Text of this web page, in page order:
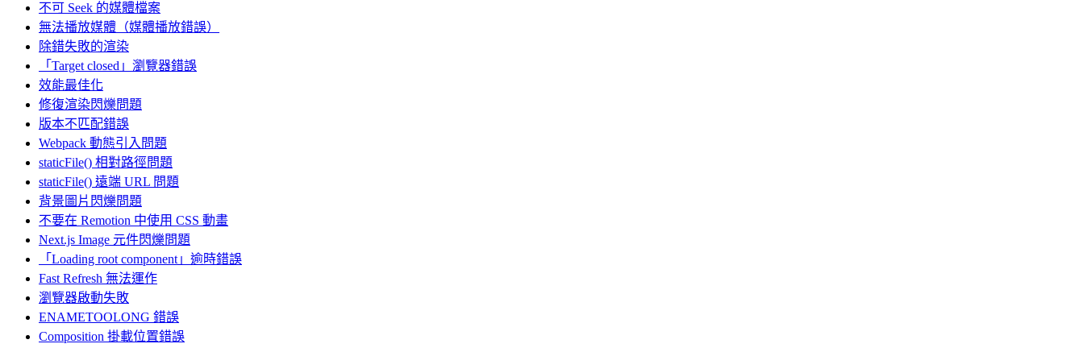
不可 Seek 的媒體檔案
無法播放媒體（媒體播放錯誤）
除錯失敗的渲染
「Target closed」瀏覽器錯誤
效能最佳化
修復渲染閃爍問題
版本不匹配錯誤
Webpack 動態引入問題
staticFile() 相對路徑問題
staticFile() 遠端 URL 問題
背景圖片閃爍問題
不要在 Remotion 中使用 CSS 動畫
Next.js Image 元件閃爍問題
「Loading root component」逾時錯誤
Fast Refresh 無法運作
瀏覽器啟動失敗
ENAMETOOLONG 錯誤
Composition 掛載位置錯誤